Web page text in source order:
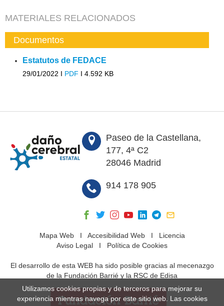
MATERIALES RELACIONADOS
Documentos
Estatutos de FEDACE
29/01/2022 I PDF I 4.592 KB
Paseo de la Castellana,
177, 4ª C2
28046 Madrid
914 178 905
Mapa WebI Accesibilidad WebI Licencia
Aviso Legal I Política de Cookies
El desarrollo de esta WEB ha sido posible gracias al mecenazgo
de la Fundación Barrié y la RSC de Edisa
Utilizamos cookies propias y de terceros para mejorar su
experiencia mientras navega por este sitio web. Las cookies